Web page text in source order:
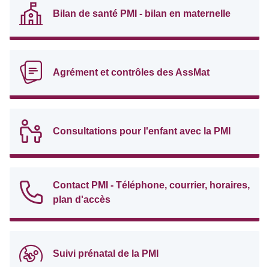
Bilan de santé PMI - bilan en maternelle
Agrément et contrôles des AssMat
Consultations pour l'enfant avec la PMI
Contact PMI - Téléphone, courrier, horaires,
plan d'accès
Suivi prénatal de la PMI